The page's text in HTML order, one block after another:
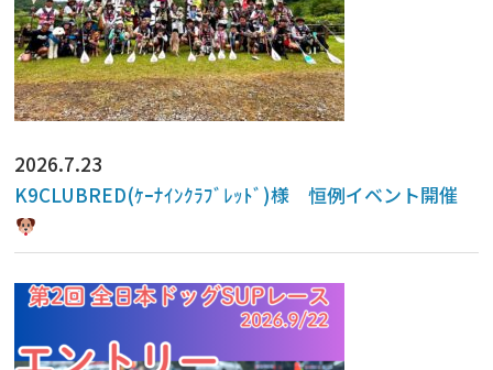
2026.7.23
K9CLUBRED(ｹｰﾅｲﾝｸﾗﾌﾞﾚｯﾄﾞ)様 恒例イベント開催